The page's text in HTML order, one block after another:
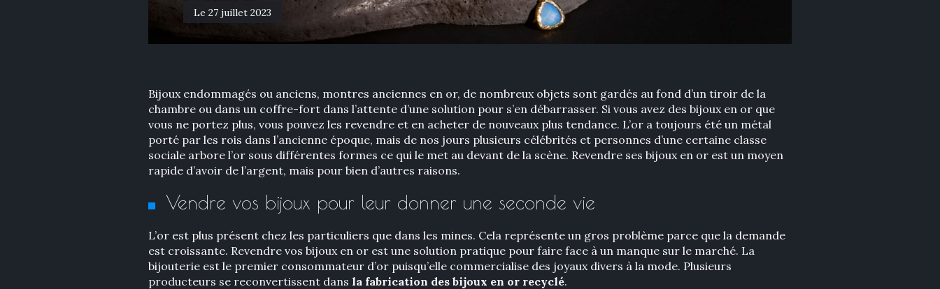
Le 27 juillet 2023
Bijoux endommagés ou anciens, montres anciennes en or, de nombreux objets sont gardés au fond d’un tiroir de la
chambre ou dans un coffre-fort dans l’attente d’une solution pour s’en débarrasser. Si vous avez des bijoux en or que
vous ne portez plus, vous pouvez les revendre et en acheter de nouveaux plus tendance. L’or a toujours été un métal
porté par les rois dans l’ancienne époque, mais de nos jours plusieurs célébrités et personnes d’une certaine classe
sociale arbore l’or sous différentes formes ce qui le met au devant de la scène. Revendre ses bijoux en or est un moyen
rapide d’avoir de l’argent, mais pour bien d’autres raisons.
Vendre vos bijoux pour leur donner une seconde vie
L’or est plus présent chez les particuliers que dans les mines. Cela représente un gros problème parce que la demande
est croissante. Revendre vos bijoux en or est une solution pratique pour faire face à un manque sur le marché. La
bijouterie est le premier consommateur d’or puisqu’elle commercialise des joyaux divers à la mode. Plusieurs
producteurs se reconvertissent dans la fabrication des bijoux en or recyclé.